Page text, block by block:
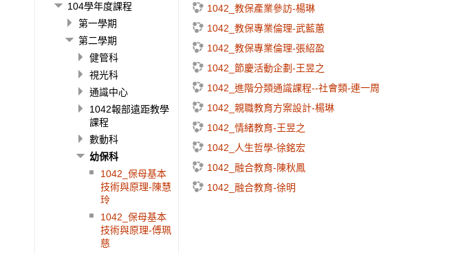
1042_教保產業參訪-楊琳
1042_教保專業倫理-武藍蕙
1042_教保專業倫理-張紹盈
1042_節慶活動企劃-王昱之
1042_進階分類通識課程--社會類-連一周
1042_親職教育方案設計-楊琳
1042_情緒教育-王昱之
1042_人生哲學-徐銘宏
1042_融合教育-陳秋鳳
1042_融合教育-徐明
104學年度課程
第一學期
第二學期
健管科
視光科
通識中心
1042報部遠距教學
課程
數動科
幼保科
1042_保母基本
技術與原理-陳慧
玲
1042_保母基本
技術與原理-傅珮
慈